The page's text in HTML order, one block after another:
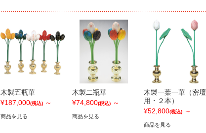
木製五瓶華
¥187,000(税込) ～
商品を見る
木製二瓶華
¥74,800(税込) ～
商品を見る
木製一葉一華（密壇
用・２本）
¥52,800(税込) ～
商品を見る